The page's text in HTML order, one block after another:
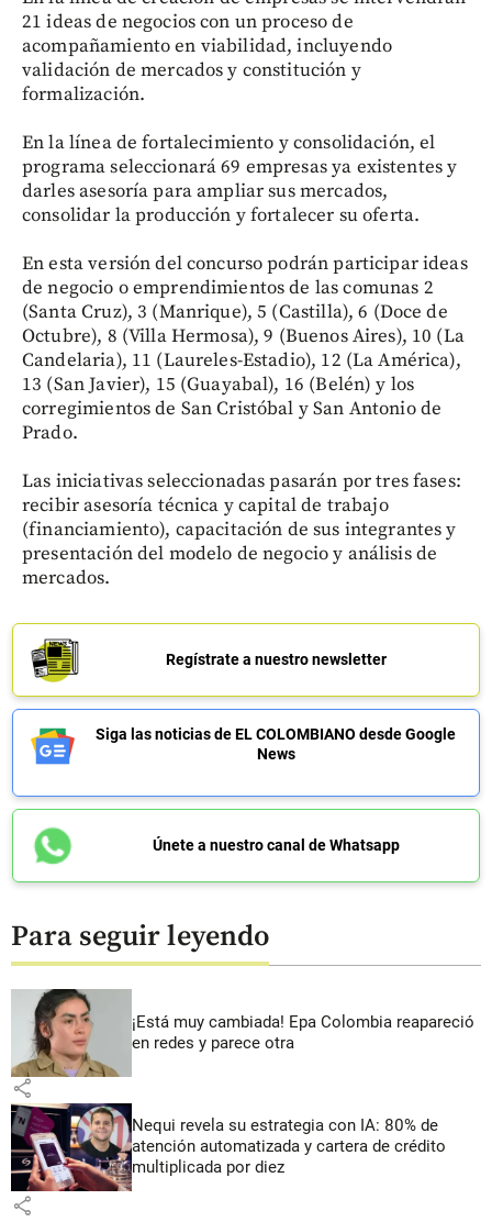
21 ideas de negocios con un proceso de
acompañamiento en viabilidad, incluyendo
validación de mercados y constitución y
formalización.
En la línea de fortalecimiento y consolidación, el
programa seleccionará 69 empresas ya existentes y
darles asesoría para ampliar sus mercados,
consolidar la producción y fortalecer su oferta.
En esta versión del concurso podrán participar ideas
de negocio o emprendimientos de las comunas 2
(Santa Cruz), 3 (Manrique), 5 (Castilla), 6 (Doce de
Octubre), 8 (Villa Hermosa), 9 (Buenos Aires), 10 (La
Candelaria), 11 (Laureles-Estadio), 12 (La América),
13 (San Javier), 15 (Guayabal), 16 (Belén) y los
corregimientos de San Cristóbal y San Antonio de
Prado.
Las iniciativas seleccionadas pasarán por tres fases:
recibir asesoría técnica y capital de trabajo
(financiamiento), capacitación de sus integrantes y
presentación del modelo de negocio y análisis de
mercados.
Regístrate a nuestro newsletter
Siga las noticias de EL COLOMBIANO desde Google
News
Únete a nuestro canal de Whatsapp
Para seguir leyendo
¡Está muy cambiada! Epa Colombia reapareció
en redes y parece otra
share
Nequi revela su estrategia con IA: 80% de
atención automatizada y cartera de crédito
multiplicada por diez
share